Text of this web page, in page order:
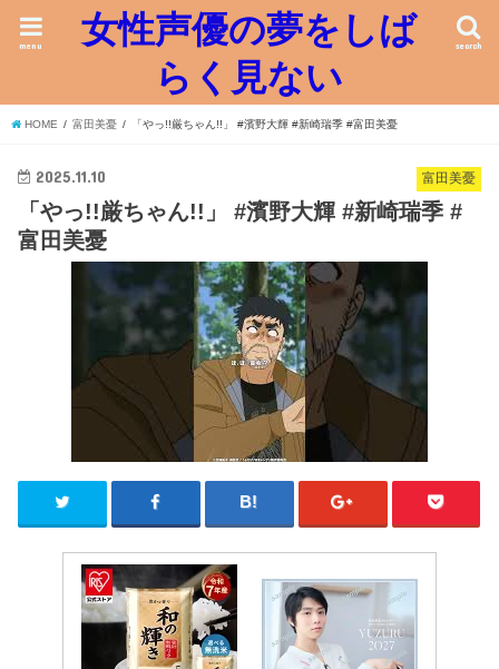
女性声優の夢をしば
らく見ない
search
menu
HOME 富田美憂 「やっ!!厳ちゃん!!」 #濱野大輝 #新崎瑞季 #富田美憂
富田美憂
2025.11.10
「やっ!!厳ちゃん!!」 #濱野大輝 #新崎瑞季 #
富田美憂